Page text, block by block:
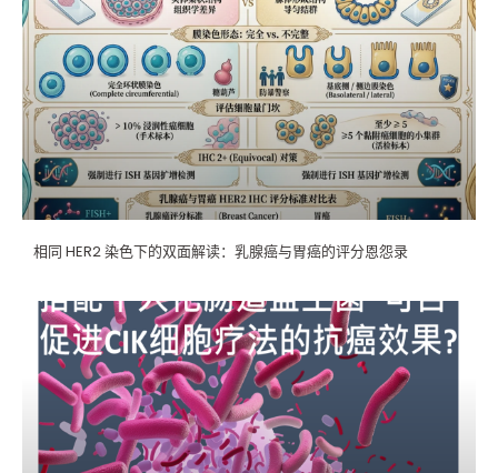
相同 HER2 染色下的双面解读：乳腺癌与胃癌的评分恩怨录